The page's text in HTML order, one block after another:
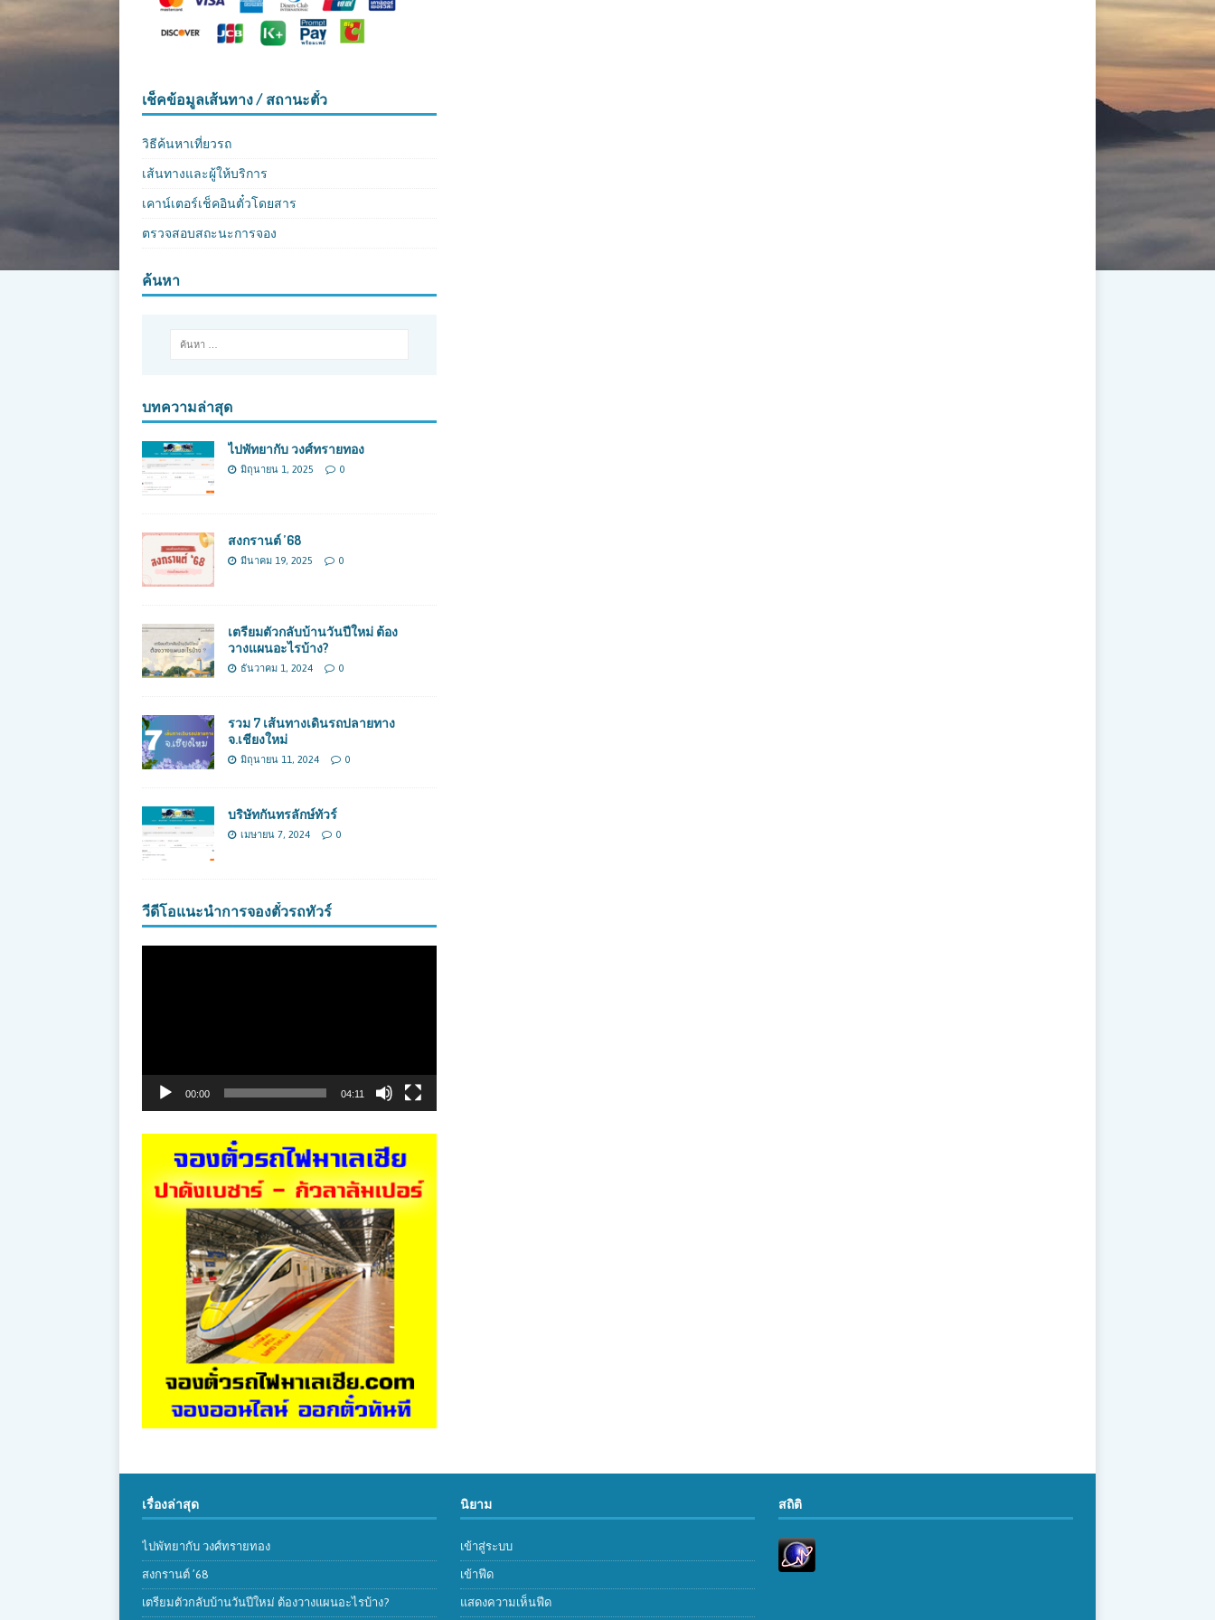
เช็คข้อมูลเส้นทาง / สถานะตั๋ว
วิธีค้นหาเที่ยวรถ
เส้นทางและผู้ให้บริการ
เคาน์เตอร์เช็คอินตั๋วโดยสาร
ตรวจสอบสถะนะการจอง
ค้นหา
บทความล่าสุด
ไปพัทยากับ วงศ์ทรายทอง
มิถุนายน 1, 2025 0
สงกรานต์ ’68
มีนาคม 19, 2025 0
เตรียมตัวกลับบ้านวันปีใหม่ ต้อง
วางแผนอะไรบ้าง?
ธันวาคม 1, 2024 0
รวม 7 เส้นทางเดินรถปลายทาง
จ.เชียงใหม่
มิถุนายน 11, 2024 0
บริษัทกันทรลักษ์ทัวร์
เมษายน 7, 2024 0
วีดีโอแนะนำการจองตั๋วรถทัวร์
00:00 04:11
เรื่องล่าสุด
ไปพัทยากับ วงศ์ทรายทอง
สงกรานต์ ’68
เตรียมตัวกลับบ้านวันปีใหม่ ต้องวางแผนอะไรบ้าง?
นิยาม
เข้าสู่ระบบ
เข้าฟีด
แสดงความเห็นฟีด
สถิติ